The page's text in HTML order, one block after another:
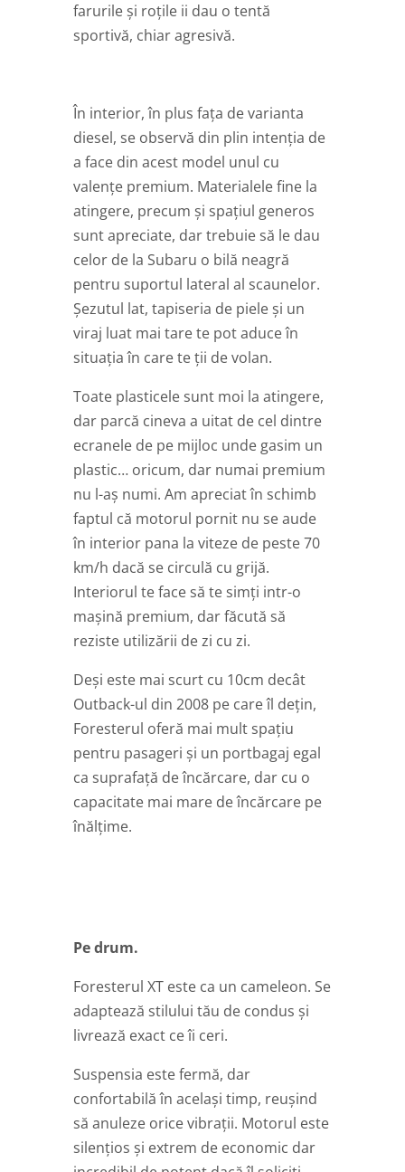
farurile și roțile ii dau o tentă
sportivă, chiar agresivă.
În interior, în plus fața de varianta
diesel, se observă din plin intenția de
a face din acest model unul cu
valențe premium. Materialele fine la
atingere, precum și spațiul generos
sunt apreciate, dar trebuie să le dau
celor de la Subaru o bilă neagră
pentru suportul lateral al scaunelor.
Șezutul lat, tapiseria de piele și un
viraj luat mai tare te pot aduce în
situația în care te ții de volan.
Toate plasticele sunt moi la atingere,
dar parcă cineva a uitat de cel dintre
ecranele de pe mijloc unde gasim un
plastic… oricum, dar numai premium
nu l-aș numi. Am apreciat în schimb
faptul că motorul pornit nu se aude
în interior pana la viteze de peste 70
km/h dacă se circulă cu grijă.
Interiorul te face să te simți intr-o
mașină premium, dar făcută să
reziste utilizării de zi cu zi.
Deși este mai scurt cu 10cm decât
Outback-ul din 2008 pe care îl dețin,
Foresterul oferă mai mult spațiu
pentru pasageri și un portbagaj egal
ca suprafață de încărcare, dar cu o
capacitate mai mare de încărcare pe
înălțime.
Pe drum.
Foresterul XT este ca un cameleon. Se
adaptează stilului tău de condus și
livrează exact ce îi ceri.
Suspensia este fermă, dar
confortabilă în același timp, reușind
să anuleze orice vibrații. Motorul este
silențios și extrem de economic dar